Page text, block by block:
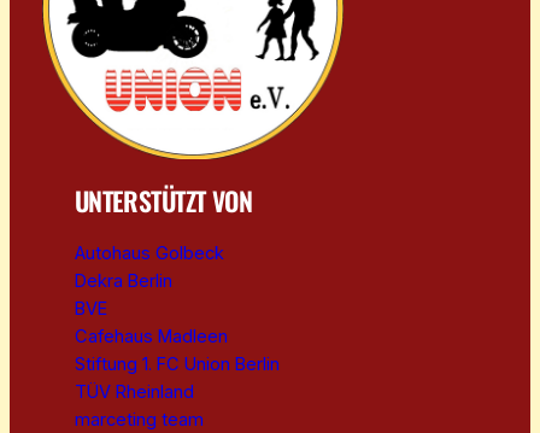
UNTERSTÜTZT VON
Autohaus Golbeck
Dekra Berlin
BVE
Cafehaus Madleen
Stiftung 1. FC Union Berlin
TÜV Rheinland
marceting team